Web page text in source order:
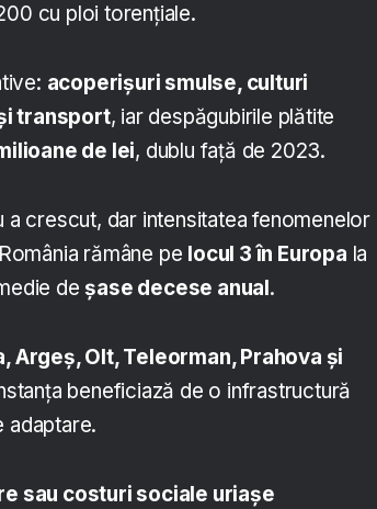
cu ploi torențiale.
acoperișuri smulse, culturi
transport, iar despăgubirile plătite
de lei, dublu față de 2023.
crescut, dar intensitatea fenomenelor
rămâne pe locul 3 în Europa la
deșase decese anual.
Argeș, Olt, Teleorman, Prahova și
beneficiază de o infrastructură
adaptare.
sau costuri sociale uriașe